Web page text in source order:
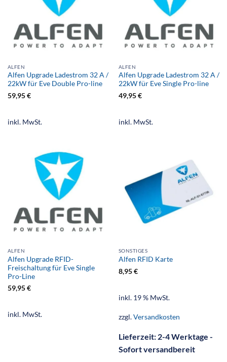
ALFEN
Alfen Upgrade Ladestrom 32 A /
22kW für Eve Double Pro-line
59,95€
inkl. MwSt.
ALFEN
Alfen Upgrade Ladestrom 32 A /
22kW für Eve Single Pro-line
49,95€
inkl. MwSt.
ALFEN
Alfen Upgrade RFID-
Freischaltung für Eve Single
Pro-Line
59,95€
inkl. MwSt.
SONSTIGES
Alfen RFID Karte
8,95€
inkl. 19 % MwSt.
zzgl.Versandkosten
Lieferzeit: 2-4 Werktage -
Sofort versandbereit